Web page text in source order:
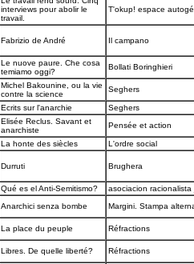
interviews pour abolir le
travail.
T'okup! espace
Fabrizio de André Il campano
Le nuove paure. Che cosa
temiamo oggi?
Bollati Boringhieri
Michel Bakounine, ou la vie
contre la science
Seghers
Ecrits sur l'anarchie
Seghers
Elisée Reclus. Savant et
anarchiste
Pensée et action
La honte des siècles L'ordre social
Durruti Brughera
Qué es el Anti-Semitismo?
asociacion
Anarchici senza bombe Margini. Stampa
La place du peuple Réfractions
Libres. De quelle liberté? Réfractions